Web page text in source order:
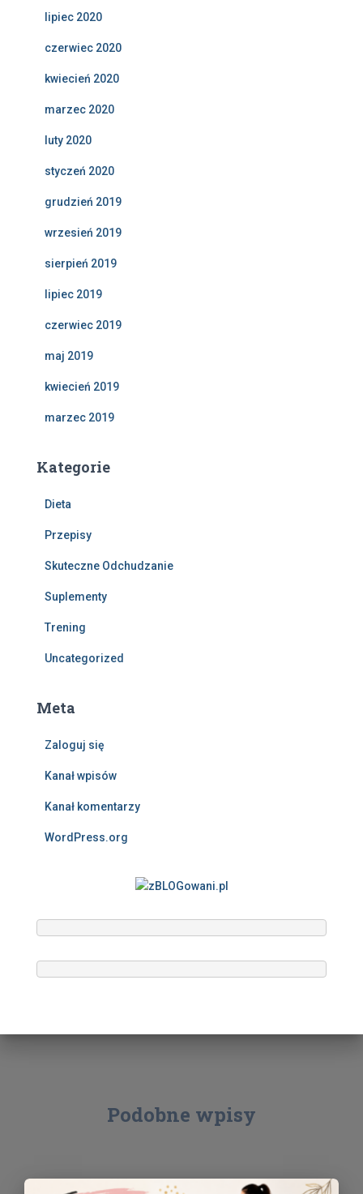
lipiec 2020
czerwiec 2020
kwiecień 2020
marzec 2020
luty 2020
styczeń 2020
grudzień 2019
wrzesień 2019
sierpień 2019
lipiec 2019
czerwiec 2019
maj 2019
kwiecień 2019
marzec 2019
Kategorie
Dieta
Przepisy
Skuteczne Odchudzanie
Suplementy
Trening
Uncategorized
Meta
Zaloguj się
Kanał wpisów
Kanał komentarzy
WordPress.org
Podobne wpisy